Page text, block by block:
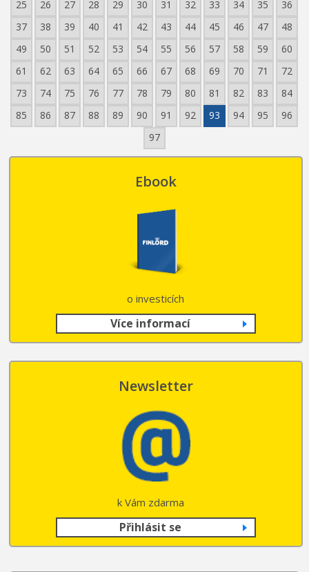
25 26 27 28 29 30 31 32 33 34 35
36
37
38 39 40 41 42 43 44 45 46 47
48
49
50 51 52 53 54 55 56 57 58 59
60
61
62 63 64 65 66 67 68 69 70 71
72
73
74 75 76 77 78 79 80 81 82 83
84
85
86 87 88 89 90 91 92 93 94 95
96
97
Ebook
o investicích
Více informací
Newsletter
k Vám zdarma
Přihlásit se